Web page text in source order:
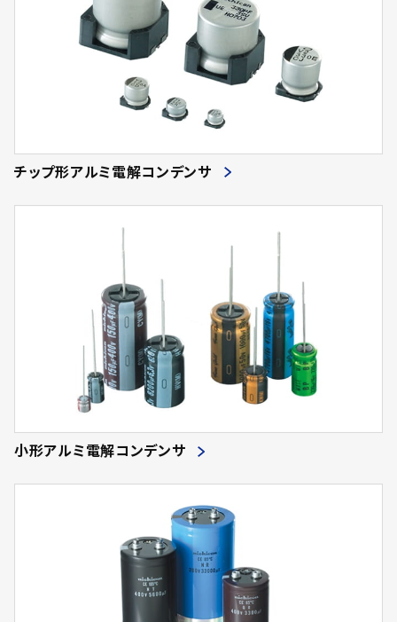
チップ形アルミ電解コンデンサ
小形アルミ電解コンデンサ